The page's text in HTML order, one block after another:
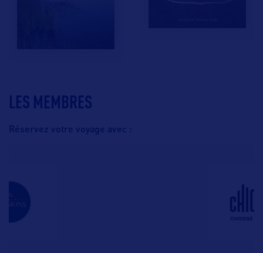
LES MEMBRES
Réservez votre voyage avec :